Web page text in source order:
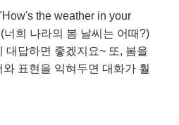
the weather in your
희 나라의 봄 날씨는 어때?)
대답하면 좋겠지요~ 또, 봄을
표현을 익혀두면 대화가 훨